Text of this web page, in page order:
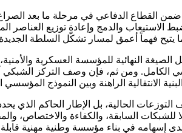
ضمن القطاع الدفاعي في مرحلة ما بعد
الاستيعاب والدمج وإعادة توزيع العناصر
يتيح فهماً أعمق لمسار تشكّل السلطة الجديدة
النهائية للمؤسسة العسكرية
الكامل. ومن ثم، فإن وصف التركز
الانتقالية الراهنة وبين النموذج
الحالية، بل الإطار الحاكم الذي
للشبكات السابقة، والكفاءة
إسهامه في بناء مؤسسة وطنية مهنية قابلة